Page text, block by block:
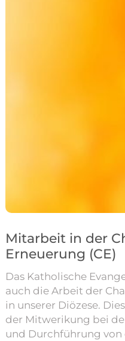
Mitarbeit in der
Erneuerung (CE)
Das Katholische
auch die Arbeit der
in unserer Diözese.
der Mitwerikung bei
und Durchführung von